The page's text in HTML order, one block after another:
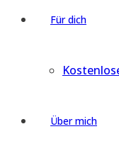
Für dich
Über mich